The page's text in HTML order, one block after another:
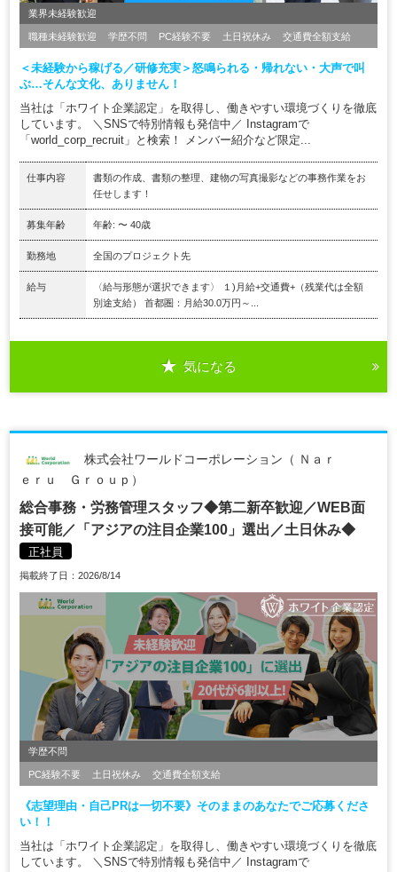
業界未経験歓迎
職種未経験歓迎 学歴不問 PC経験不要 土日祝休み 交通費全額支給
＜未経験から稼げる／研修充実＞怒鳴られる・帰れない・大声で叫
ぶ…そんな文化、ありません！
当社は「ホワイト企業認定」を取得し、働きやすい環境づくりを徹底
しています。 ＼SNSで特別情報も発信中／ Instagramで
「world_corp_recruit」と検索！ メンバー紹介など限定...
仕事内容
書類の作成、書類の整理、建物の写真撮影などの事務作業をお
任せします！
募集年齢 年齢: 〜 40歳
勤務地 全国のプロジェクト先
給与
〈給与形態が選択できます〉 １)月給+交通費+（残業代は全額
別途支給） 首都圏：月給30.0万円～...
気になる
株式会社ワールドコーポレーション（ Ｎａｒ
ｅｒｕ Ｇｒｏｕｐ）
総合事務・労務管理スタッフ◆第二新卒歓迎／WEB面
接可能／「アジアの注目企業100」選出／土日休み◆
正社員
掲載終了日：2026/8/14
学歴不問
PC経験不要 土日祝休み 交通費全額支給
《志望理由・自己PRは一切不要》そのままのあなたでご応募くださ
い！！
当社は「ホワイト企業認定」を取得し、働きやすい環境づくりを徹底
しています。 ＼SNSで特別情報も発信中／ Instagramで